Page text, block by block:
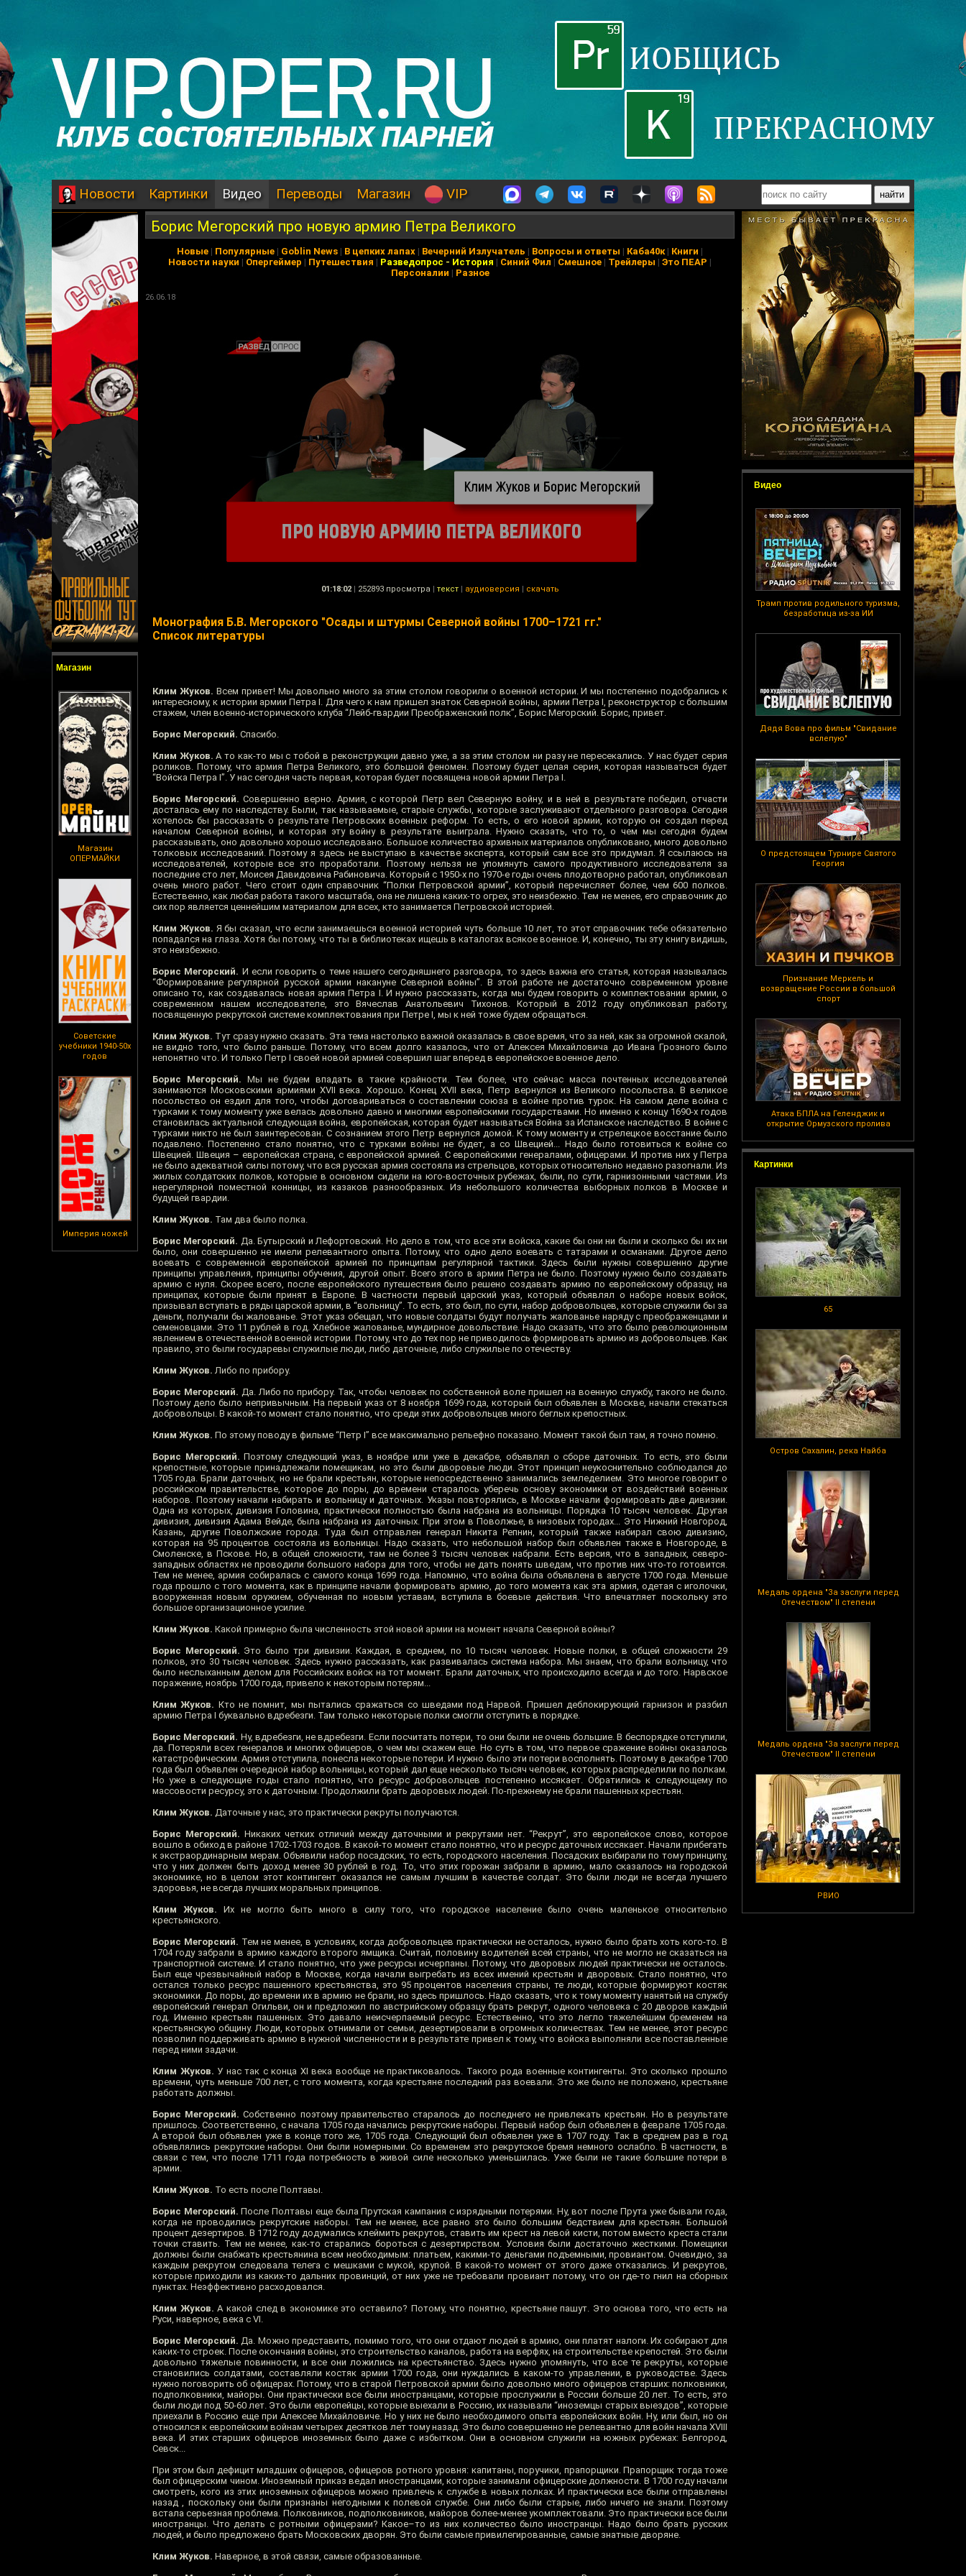
Новости Картинки Видео Переводы Магазин VIP
Магазин
Магазин
ОПЕРМАЙКИ
Советские
учебники 1940-50х
годов
Империя ножей
Видео
Трамп против родильного туризма,
безработица из-за ИИ
Дядя Вова про фильм "Свидание
вслепую"
О предстоящем Турнире Святого
Георгия
Признание Меркель и
возвращение России в большой
спорт
Атака БПЛА на Геленджик и
открытие Ормузского пролива
Картинки
65
Остров Сахалин, река Найба
Медаль ордена "За заслуги перед
Отечеством" II степени
Медаль ордена "За заслуги перед
Отечеством" II степени
РВИО
Борис Мегорский про новую армию Петра Великого
Новые | Популярные | Goblin News | В цепких лапах | Вечерний Излучатель | Вопросы и ответы | Каба40к| Книги |
Новости науки | Опергеймер | Путешествия | Разведопрос - История | Синий Фил | Смешное | Трейлеры | Это ПЕАР |
Персоналии | Разное
26.06.18
01:18:02 | 252893 просмотра | текст | аудиоверсия | скачать
Монография Б.В. Мегорского "Осады и штурмы Северной войны 1700–1721 гг."
Список литературы
Клим Жуков. Всем привет! Мы довольно много за этим столом говорили о военной истории. И мы постепенно подобрались к
интересному, к истории армии Петра I. Для чего к нам пришел знаток Северной войны, армии Петра I, реконструктор с большим
стажем, член военно-исторического клуба “Лейб-гвардии Преображенский полк”, Борис Мегорский. Борис, привет.
Борис Мегорский. Спасибо.
Клим Жуков. А то как-то мы с тобой в реконструкции давно уже, а за этим столом ни разу не пересекались. У нас будет серия
роликов. Потому, что армия Петра Великого, это большой феномен. Поэтому будет целая серия, которая называться будет
“Войска Петра I”. У нас сегодня часть первая, которая будет посвящена новой армии Петра I.
Борис Мегорский. Совершенно верно. Армия, с которой Петр вел Северную войну, и в ней в результате победил, отчасти
досталась ему по наследству. Были, так называемые, старые службы, которые заслуживают отдельного разговора. Сегодня
хотелось бы рассказать о результате Петровских военных реформ. То есть, о его новой армии, которую он создал перед
началом Северной войны, и которая эту войну в результате выиграла. Нужно сказать, что то, о чем мы сегодня будем
рассказывать, оно довольно хорошо исследовано. Большое количество архивных материалов опубликовано, много довольно
толковых исследований. Поэтому я здесь не выступаю в качестве эксперта, который сам все это придумал. Я ссылаюсь на
исследователей, которые все это проработали. Поэтому нельзя не упомянуть самого продуктивного исследователя за
последние сто лет, Моисея Давидовича Рабиновича. Который с 1950-х по 1970-е годы очень плодотворно работал, опубликовал
очень много работ. Чего стоит один справочник “Полки Петровской армии”, который перечисляет более, чем 600 полков.
Естественно, как любая работа такого масштаба, она не лишена каких-то огрех, это неизбежно. Тем не менее, его справочник до
сих пор является ценнейшим материалом для всех, кто занимается Петровской историей.
Клим Жуков. Я бы сказал, что если занимаешься военной историей чуть больше 10 лет, то этот справочник тебе обязательно
попадался на глаза. Хотя бы потому, что ты в библиотеках ищешь в каталогах всякое военное. И, конечно, ты эту книгу видишь,
это неизбежно.
Борис Мегорский. И если говорить о теме нашего сегодняшнего разговора, то здесь важна его статья, которая называлась
“Формирование регулярной русской армии накануне Северной войны”. В этой работе не достаточно современном уровне
описано то, как создавалась новая армия Петра I. И нужно рассказать, когда мы будем говорить о комплектовании армии, о
современном нашем исследователе, это Вячеслав Анатольевич Тихонов. Который в 2012 году опубликовал работу,
посвященную рекрутской системе комплектования при Петре I, мы к ней тоже будем обращаться.
Клим Жуков. Тут сразу нужно сказать. Эта тема настолько важной оказалась в свое время, что за ней, как за огромной скалой,
не видно того, что было раньше. Потому, что всем долго казалось, что от Алексея Михайловича до Ивана Грозного было
непонятно что. И только Петр I своей новой армией совершил шаг вперед в европейское военное дело.
Борис Мегорский. Мы не будем впадать в такие крайности. Тем более, что сейчас масса почтенных исследователей
занимаются Московскими армиями XVII века. Хорошо. Конец XVII века, Петр вернулся из Великого посольства. В великое
посольство он ездил для того, чтобы договариваться о составлении союза в войне против турок. На самом деле война с
турками к тому моменту уже велась довольно давно и многими европейскими государствами. Но именно к концу 1690-х годов
становилась актуальной следующая война, европейская, которая будет называться Война за Испанское наследство. В войне с
турками никто не был заинтересован. С сознанием этого Петр вернулся домой. К тому моменту и стрелецкое восстание было
подавлено. Постепенно стало понятно, что с турками войны не будет, а со Швецией... Надо было готовиться к войне со
Швецией. Швеция – европейская страна, с европейской армией. С европейскими генералами, офицерами. И против них у Петра
не было адекватной силы потому, что вся русская армия состояла из стрельцов, которых относительно недавно разогнали. Из
жилых солдатских полков, которые в основном сидели на юго-восточных рубежах, были, по сути, гарнизонными частями. Из
нерегулярной поместной конницы, из казаков разнообразных. Из небольшого количества выборных полков в Москве и
будущей гвардии.
Клим Жуков. Там два было полка.
Борис Мегорский. Да. Бутырский и Лефортовский. Но дело в том, что все эти войска, какие бы они ни были и сколько бы их ни
было, они совершенно не имели релевантного опыта. Потому, что одно дело воевать с татарами и османами. Другое дело
воевать с современной европейской армией по принципам регулярной тактики. Здесь были нужны совершенно другие
принципы управления, принципы обучения, другой опыт. Всего этого в армии Петра не было. Поэтому нужно было создавать
армию с нуля. Скорее всего, после европейского путешествия было решено создавать армию по европейскому образцу, на
принципах, которые были принят в Европе. В частности первый царский указ, который объявлял о наборе новых войск,
призывал вступать в ряды царской армии, в “вольницу”. То есть, это был, по сути, набор добровольцев, которые служили бы за
деньги, получали бы жалованье. Этот указ обещал, что новые солдаты будут получать жалованье наряду с преображенцами и
семеновцами. Это 11 рублей в год. Хлебное жалованье, мундирное довольствие. Надо сказать, что это было революционным
явлением в отечественной военной истории. Потому, что до тех пор не приводилось формировать армию из добровольцев. Как
правило, это были государевы служилые люди, либо даточные, либо служилые по отечеству.
Клим Жуков. Либо по прибору.
Борис Мегорский. Да. Либо по прибору. Так, чтобы человек по собственной воле пришел на военную службу, такого не было.
Поэтому дело было непривычным. На первый указ от 8 ноября 1699 года, который был объявлен в Москве, начали стекаться
добровольцы. В какой-то момент стало понятно, что среди этих добровольцев много беглых крепостных.
Клим Жуков. По этому поводу в фильме “Петр I” все максимально рельефно показано. Момент такой был там, я точно помню.
Борис Мегорский. Поэтому следующий указ, в ноябре или уже в декабре, объявлял о сборе даточных. То есть, это были
крепостные, которые принадлежали помещикам, но это были дворовые люди. Этот принцип неукоснительно соблюдался до
1705 года. Брали даточных, но не брали крестьян, которые непосредственно занимались земледелием. Это многое говорит о
российском правительстве, которое до поры, до времени старалось уберечь основу экономики от воздействий военных
наборов. Поэтому начали набирать и вольницу и даточных. Указы повторялись, в Москве начали формировать две дивизии.
Одна из которых, дивизия Головина, практически полностью была набрана из вольницы. Порядка 10 тысяч человек. Другая
дивизия, дивизия Адама Вейде, была набрана из даточных. При этом в Поволжье, в низовых городах... Это Нижний Новгород,
Казань, другие Поволжские города. Туда был отправлен генерал Никита Репнин, который также набирал свою дивизию,
которая на 95 процентов состояла из вольницы. Надо сказать, что небольшой набор был объявлен также в Новгороде, в
Смоленске, в Пскове. Но, в общей сложности, там не более 3 тысяч человек набрали. Есть версия, что в западных, северо-
западных областях не проводили большого набора для того, чтобы не дать понять шведам, что против них что-то готовится.
Тем не менее, армия собиралась с самого конца 1699 года. Напомню, что война была объявлена в августе 1700 года. Меньше
года прошло с того момента, как в принципе начали формировать армию, до того момента как эта армия, одетая с иголочки,
вооруженная новым оружием, обученная по новым уставам, вступила в боевые действия. Что впечатляет поскольку это
большое организационное усилие.
Клим Жуков. Какой примерно была численность этой новой армии на момент начала Северной войны?
Борис Мегорский. Это было три дивизии. Каждая, в среднем, по 10 тысяч человек. Новые полки, в общей сложности 29
полков, это 30 тысяч человек. Здесь нужно рассказать, как развивалась система набора. Мы знаем, что брали вольницу, что
было неслыханным делом для Российских войск на тот момент. Брали даточных, что происходило всегда и до того. Нарвское
поражение, ноябрь 1700 года, привело к некоторым потерям...
Клим Жуков. Кто не помнит, мы пытались сражаться со шведами под Нарвой. Пришел деблокирующий гарнизон и разбил
армию Петра I буквально вдребезги. Там только некоторые полки смогли отступить в порядке.
Борис Мегорский. Ну, вдребезги, не вдребезги. Если посчитать потери, то они были не очень большие. В беспорядке отступили,
да. Потеряли всех генералов и многих офицеров, о чем мы скажем еще. Но суть в том, что первое сражение войны оказалось
катастрофическим. Армия отступила, понесла некоторые потери. И нужно было эти потери восполнять. Поэтому в декабре 1700
года был объявлен очередной набор вольницы, который дал еще несколько тысяч человек, которых распределили по полкам.
Но уже в следующие годы стало понятно, что ресурс добровольцев постепенно иссякает. Обратились к следующему по
массовости ресурсу, это к даточным. Продолжили брать дворовых людей. По-прежнему не брали пашенных крестьян.
Клим Жуков. Даточные у нас, это практически рекруты получаются.
Борис Мегорский. Никаких четких отличий между даточными и рекрутами нет. “Рекрут”, это европейское слово, которое
вошло в обиход в районе 1702-1703 годов. В какой-то момент стало понятно, что и ресурс даточных иссякает. Начали прибегать
к экстраординарным мерам. Объявили набор посадских, то есть, городского населения. Посадских выбирали по тому принципу,
что у них должен быть доход менее 30 рублей в год. То, что этих горожан забрали в армию, мало сказалось на городской
экономике, но в целом этот контингент оказался не самым лучшим в качестве солдат. Это были люди не всегда лучшего
здоровья, не всегда лучших моральных принципов.
Клим Жуков. Их не могло быть много в силу того, что городское население было очень маленькое относительно
крестьянского.
Борис Мегорский. Тем не менее, в условиях, когда добровольцев практически не осталось, нужно было брать хоть кого-то. В
1704 году забрали в армию каждого второго ямщика. Считай, половину водителей всей страны, что не могло не сказаться на
транспортной системе. И стало понятно, что уже ресурсы исчерпаны. Потому, что дворовых людей практически не осталось.
Был еще чрезвычайный набор в Москве, когда начали выгребать из всех имений крестьян и дворовых. Стало понятно, что
остался только ресурс пашенного крестьянства, это 95 процентов населения страны, те люди, которые формируют костяк
экономики. До поры, до времени их в армию не брали, но здесь пришлось. Надо сказать, что к тому моменту нанятый на службу
европейский генерал Огильви, он и предложил по австрийскому образцу брать рекрут, одного человека с 20 дворов каждый
год. Именно крестьян пашенных. Это давало неисчерпаемый ресурс. Естественно, что это легло тяжелейшим бременем на
крестьянскую общину. Люди, которых отнимали от семьи, дезертировали в огромных количествах. Тем не менее, этот ресурс
позволил поддерживать армию в нужной численности и в результате привел к тому, что войска выполняли все поставленные
перед ними задачи.
Клим Жуков. У нас так с конца XI века вообще не практиковалось. Такого рода военные контингенты. Это сколько прошло
времени, чуть меньше 700 лет, с того момента, когда крестьяне последний раз воевали. Это же было не положено, крестьяне
работать должны.
Борис Мегорский. Собственно поэтому правительство старалось до последнего не привлекать крестьян. Но в результате
пришлось. Соответственно, с начала 1705 года начались рекрутские наборы. Первый набор был объявлен в феврале 1705 года.
А второй был объявлен уже в конце того же, 1705 года. Следующий был объявлен уже в 1707 году. Так в среднем раз в год
объявлялись рекрутские наборы. Они были номерными. Со временем это рекрутское бремя немного ослабло. В частности, в
связи с тем, что после 1711 года потребность в живой силе несколько уменьшилась. Уже были не такие большие потери в
армии.
Клим Жуков. То есть после Полтавы.
Борис Мегорский. После Полтавы еще была Прутская кампания с изрядными потерями. Ну, вот после Прута уже бывали года,
когда не проводились рекрутские наборы. Тем не менее, все равно это было большим бедствием для крестьян. Большой
процент дезертиров. В 1712 году додумались клеймить рекрутов, ставить им крест на левой кисти, потом вместо креста стали
точки ставить. Тем не менее, как-то старались бороться с дезертирством. Условия были достаточно жесткими. Помещики
должны были снабжать крестьянина всем необходимым: платьем, какими-то деньгами подъемными, провиантом. Очевидно, за
каждым рекрутом следовала телега с мешками с мукой, крупой. В какой-то момент от этого даже отказались. И рекрутов,
которые приходили из каких-то дальних провинций, от них уже не требовали провиант потому, что он где-то гнил на сборных
пунктах. Неэффективно расходовался.
Клим Жуков. А какой след в экономике это оставило? Потому, что понятно, крестьяне пашут. Это основа того, что есть на
Руси, наверное, века с VI.
Борис Мегорский. Да. Можно представить, помимо того, что они отдают людей в армию, они платят налоги. Их собирают для
каких-то строек. После окончания войны, это строительство каналов, работа на верфях, на строительстве крепостей. Это были
довольно тяжелые повинности, и все они ложились на крестьянство. Здесь нужно упомянуть, что все те рекруты, которые
становились солдатами, составляли костяк армии 1700 года, они нуждались в каком-то управлении, в руководстве. Здесь
нужно поговорить об офицерах. Потому, что в старой Петровской армии было довольно много офицеров старших: полковники,
подполковники, майоры. Они практически все были иностранцами, которые прослужили в России больше 20 лет. То есть, это
были люди под 50-60 лет. Это были европейцы, которые выехали в Россию, их называли “иноземцы старых выездов”, которые
приехали в Россию еще при Алексее Михайловиче. Но у них не было необходимого опыта европейских войн. Ну, или был, но он
относился к европейским войнам четырех десятков лет тому назад. Это было совершенно не релевантно для войн начала XVIII
века. И этих старших офицеров иноземных было даже с избытком. Они в основном служили на южных рубежах: Белгород,
Севск...
При этом был дефицит младших офицеров, офицеров ротного уровня: капитаны, поручики, прапорщики. Прапорщик тогда тоже
был офицерским чином. Иноземный приказ ведал иностранцами, которые занимали офицерские должности. В 1700 году начали
смотреть, кого из этих иноземных офицеров можно привлечь к службе в новых полках. И практически все были отправлены
назад , поскольку они были признаны негодными к полевой службе. Они либо были старые, либо ничего не знали. Поэтому
встала серьезная проблема. Полковников, подполковников, майоров более-менее укомплектовали. Это практически все были
иностранцы. Что делать с ротными офицерами? Какое–то из них количество было иностранцы. Надо было брать русских
людей, и было предложено брать Московских дворян. Это были самые привилегированные, самые знатные дворяне.
Клим Жуков. Наверное, в этой связи, самые образованные.